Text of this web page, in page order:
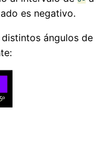
es negativo.
ángulos de